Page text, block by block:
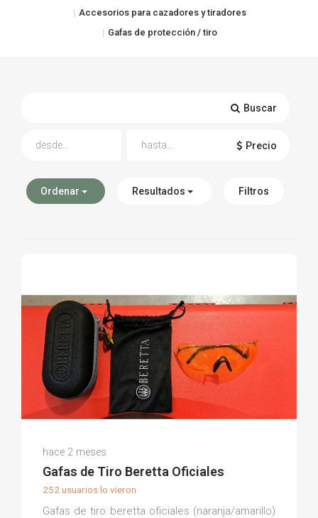
OTRAS ARMASAccesorios para cazadores y tiradores
Gafas de protección / tiro
Buscar
Precio
Ordenar Resultados Filtros
(0)
hace 2 meses
Gafas de Tiro Beretta Oficiales
252 usuarios lo vieron
Gafas de tiro beretta oficiales (naranja/amarillo)